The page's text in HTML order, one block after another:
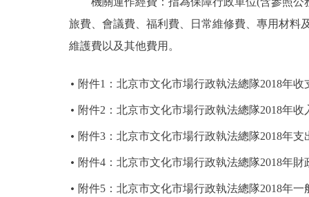
旅費、會議費、福利費、日常維修費、專用材料
維護費以及其他費用。
附件1：北京市文化市場行政執法總隊2018年收
附件2：北京市文化市場行政執法總隊2018年收
附件3：北京市文化市場行政執法總隊2018年支
附件4：北京市文化市場行政執法總隊2018年財
附件5：北京市文化市場行政執法總隊2018年